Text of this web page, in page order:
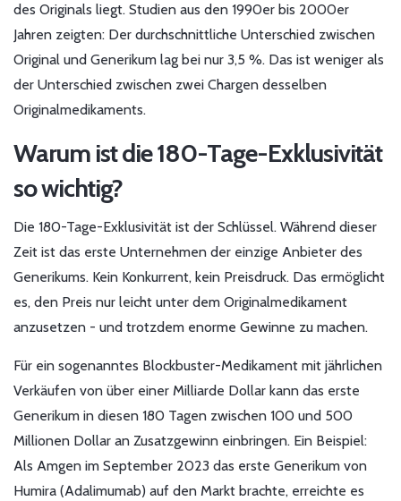
des Originals liegt. Studien aus den 1990er bis 2000er
Jahren zeigten: Der durchschnittliche Unterschied zwischen
Original und Generikum lag bei nur 3,5 %. Das ist weniger als
der Unterschied zwischen zwei Chargen desselben
Originalmedikaments.
Warum ist die 180-Tage-Exklusivität
so wichtig?
Die 180-Tage-Exklusivität ist der Schlüssel. Während dieser
Zeit ist das erste Unternehmen der einzige Anbieter des
Generikums. Kein Konkurrent, kein Preisdruck. Das ermöglicht
es, den Preis nur leicht unter dem Originalmedikament
anzusetzen - und trotzdem enorme Gewinne zu machen.
Für ein sogenanntes Blockbuster-Medikament mit jährlichen
Verkäufen von über einer Milliarde Dollar kann das erste
Generikum in diesen 180 Tagen zwischen 100 und 500
Millionen Dollar an Zusatzgewinn einbringen. Ein Beispiel:
Als Amgen im September 2023 das erste Generikum von
Humira (Adalimumab) auf den Markt brachte, erreichte es